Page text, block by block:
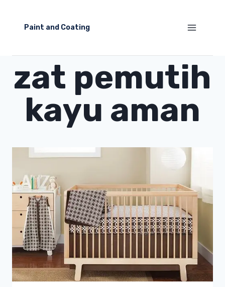
Paint and Coating
zat pemutih
kayu aman